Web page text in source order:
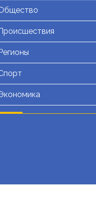
Происшествия
Регионы